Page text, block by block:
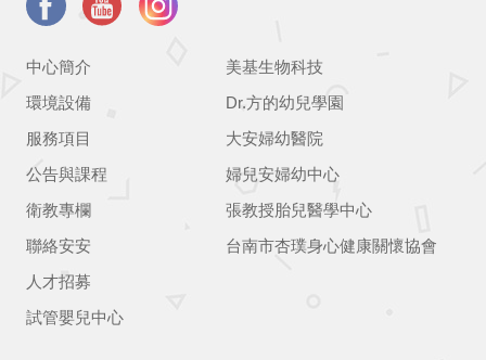
中心簡介
環境設備
服務項目
公告與課程
衛教專欄
聯絡安安
人才招募
試管嬰兒中心
美基生物科技
Dr.方的幼兒學園
大安婦幼醫院
婦兒安婦幼中心
張教授胎兒醫學中心
台南市杏璞身心健康關懷協會